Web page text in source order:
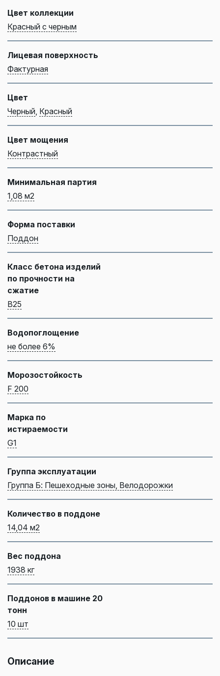
Цвет коллекции
Красный с черным
Лицевая поверхность
Фактурная
Цвет
Черный Красный
Цвет мощения
Контрастный
Минимальная партия
1,08 м2
Форма поставки
Поддон
Класс бетона изделий
по прочности на
сжатие
B25
Водопоглощение
не более 6%
Морозостойкость
F 200
Марка по
истираемости
G1
Группа эксплуатации
Группа Б: Пешеходные зоны, Велодорожки
Количество в поддоне
14,04 м2
Вес поддона
1938 кг
Поддонов в машине 20
тонн
10 шт
Описание